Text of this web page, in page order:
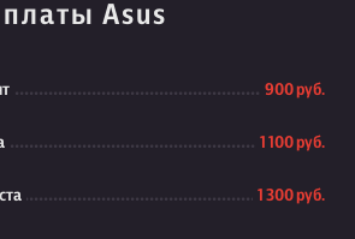
платы Asus
900 руб.
1 100 руб.
1 300 руб.